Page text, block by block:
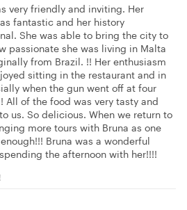
very friendly and inviting. Her
fantastic and her history
She was able to bring the city to
passionate she was living in Malta
from Brazil. !! Her enthusiasm
sitting in the restaurant and in
when the gun went off at four
All of the food was very tasty and
us. So delicious. When we return to
more tours with Bruna as one
Bruna was a wonderful
the afternoon with her!!!!